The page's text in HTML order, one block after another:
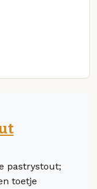
pastrystout;
toetje